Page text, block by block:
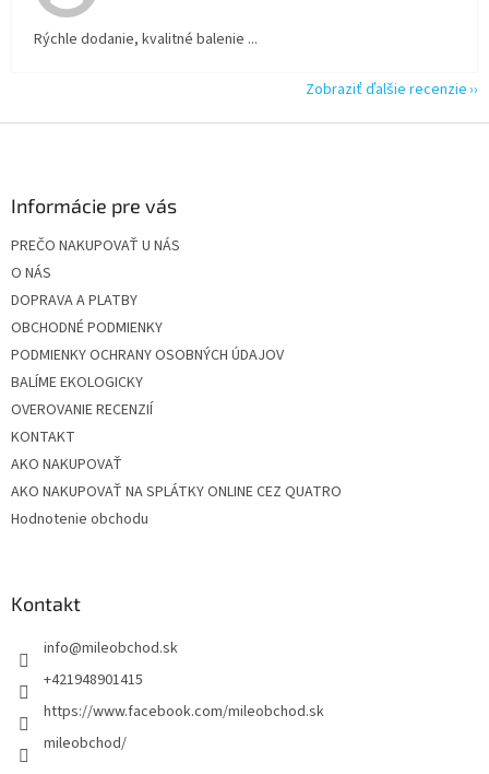
Rýchle dodanie, kvalitné balenie ...
Zobraziť ďalšie recenzie
Informácie pre vás
PREČO NAKUPOVAŤ U NÁS
O NÁS
DOPRAVA A PLATBY
OBCHODNÉ PODMIENKY
PODMIENKY OCHRANY OSOBNÝCH ÚDAJOV
BALÍME EKOLOGICKY
OVEROVANIE RECENZIÍ
KONTAKT
AKO NAKUPOVAŤ
AKO NAKUPOVAŤ NA SPLÁTKY ONLINE CEZ QUATRO
Hodnotenie obchodu
Kontakt
info@mileobchod.sk
+421948901415
https://www.facebook.com/mileobchod.sk
mileobchod/